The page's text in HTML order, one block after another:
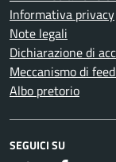
Informativa privacy
Note legali
Dichiarazione di
Meccanismo di
Albo pretorio
SEGUICI SU